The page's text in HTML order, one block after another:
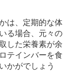
は、定期的な体
る場合、元々の
した栄養素が余
テインバーを食
かがでしょう